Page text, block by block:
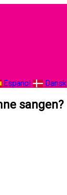
Espanol Dansk
sangen?